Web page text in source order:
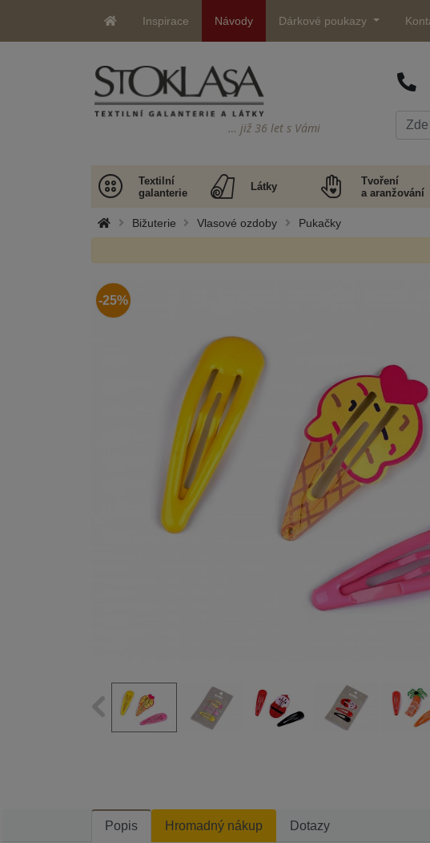
Inspirace Návody Dárkové poukazy
… již 36 let s Vámi
Textilní
galanterie
Látky
Tvoření
a aranžování
Bižuterie Vlasové ozdoby Pukačky
-25%
Popis Hromadný nákup Dotazy